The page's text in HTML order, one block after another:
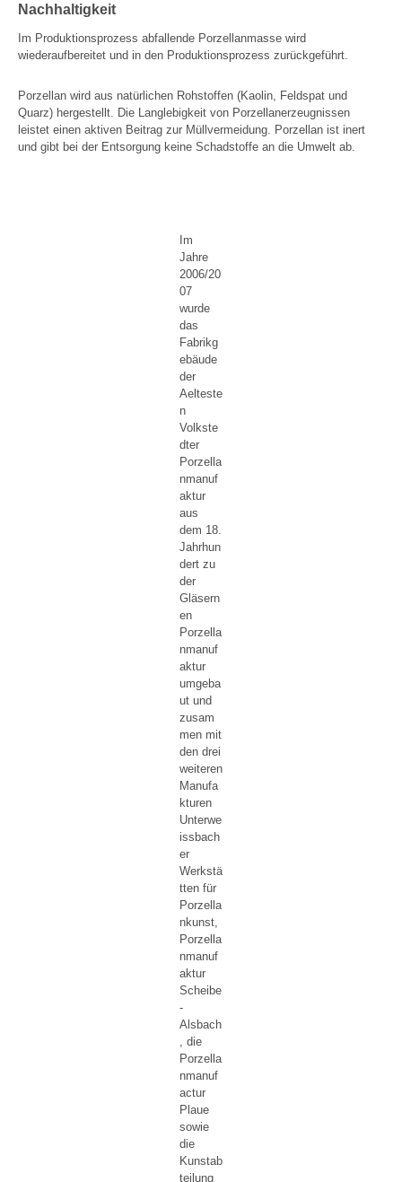
Nachhaltigkeit
Im Produktionsprozess abfallende Porzellanmasse wird
wiederaufbereitet und in den Produktionsprozess zurückgeführt.
Porzellan wird aus natürlichen Rohstoffen (Kaolin, Feldspat und
Quarz) hergestellt. Die Langlebigkeit von Porzellanerzeugnissen
leistet einen aktiven Beitrag zur Müllvermeidung. Porzellan ist inert
und gibt bei der Entsorgung keine Schadstoffe an die Umwelt ab.
Im
Jahre
2006/20
07
wurde
das
Fabrikg
ebäude
der
Aelteste
n
Volkste
dter
Porzella
nmanuf
aktur
aus
dem 18.
Jahrhun
dert zu
der
Gläsern
en
Porzella
nmanuf
aktur
umgeba
ut und
zusam
men mit
den drei
weiteren
Manufa
kturen
Unterwe
issbach
er
Werkstä
tten für
Porzella
nkunst,
Porzella
nmanuf
aktur
Scheibe
-
Alsbach
, die
Porzella
nmanuf
actur
Plaue
sowie
die
Kunstab
teilung